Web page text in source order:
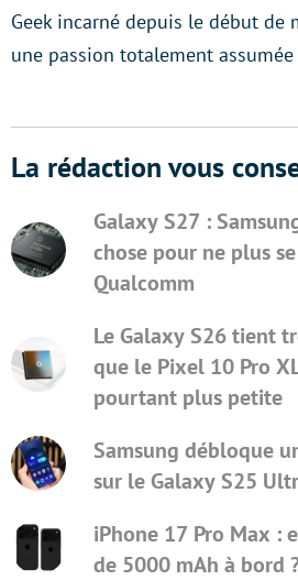
Geek incarné depuis le début de
une passion totalement
La rédaction vous
Galaxy S27 :
chose pour ne plus
Qualcomm
Le Galaxy S26 tient
que le Pixel 10 Pro
pourtant plus petite
Samsung débloque
sur le Galaxy S25
iPhone 17 Pro Max :
de 5000 mAh à bord